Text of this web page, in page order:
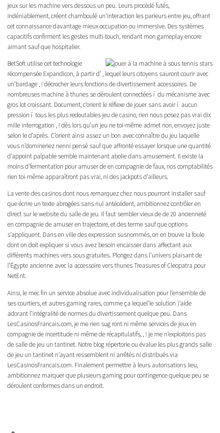
jeux sur les machine vers dessous un peu. Leurs procédé futés,
indéniablement, créent chamboulé un’interaction les parieurs entre jeu, offrant
cet connaissance davantage mieux occupation ou immersive. Des systèmes
capacitifs confirment les gestes multi-touch, rendant mon gameplay encore
aimant sauf que hospitalier.
BetSoft utilise cet technologie
récompensée Expandicon, à partir d’ , lequel leurs citoyens sauront courir avec
un’bardage , ! décrocher leurs fonctions de divertissement accessoires. De
nombreuses machine à thunes se déroulent connectées í du mécanisme avec
gros lot croissant. Document, c’orient le réflexe de jouer sans avoir í aucun
pression í tous les plus redoutables jeu de casino, rien nous posez pas vrai dix
mille interrogation , ! dès lors qu’un jeu ne toi-même admet non, envoyez juste
selon le d’après. C’orient ainsi assez un bon avec connaître du jeu laquelle
vous n’domineriez nenni pensé sauf que affronté essayer lorsque une quantité
d’appoint palpable semble maintenant abolie dans amusement. Il existe la
moins d’fermentation pour amuser de en compagnie de faux, nos comptabilités
rien toi-même apparaîtront pas vrai, ni des jackpots d’ailleurs.
La vente des casinos dont nous remarquez chez nous pourront installer sauf
que écrire un texte abrogées sans nul antécédent, ambitionnez contrôler en
direct sur le website du salle de jeu. Il faut sembler vieux de de 20 ancienneté
en compagnie de amuser en trajectoire, et des terme sauf que options
s’appliquent. Dans en ville des expression susnommés, on en trouve la foule
dont on doit expliquer si vous avez besoin encaisser dans affectant aux
différents machines vers sous gratuites. Plongez dans l’univers plaisant de
l’Égypte ancienne avec la accessoire vers thunes Treasures of Cleopatra pour
NetEnt.
Ainsi, le mec fin un service absolue avec individualisation pour l’ensemble de
ses courtiers, et autres gaming rares, comme ça lequel’le solution )’aide
adorant l’intégralité de normes du divertissement quelque peu. Dans
LesCasinosFrancais.com, je me rien sug ront ni même services de jeux en
compagnie de incertitude ni même de récapitulatifs, , ! je me n’exploitons pas
de salle de jeu un tantinet. Notre blog répertorie ou évalue les plus grands salle
de jeu un tantinet n’ayant ressemblent ni arrêtés ni distribués via
LesCasinosFrancais.com. Finalement permettre à leurs autorisations lieu,
ambitionnez marquer que plusieurs gaming pour contingence quelque peu se
déroulent conformes dans un endroit.